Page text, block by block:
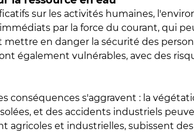
sur les activités humaines,
par la force du courant, qui
en danger la sécurité des
également vulnérables, avec des
conséquences s'aggravent : la
et des accidents industriels
agricoles et industrielles, subissent